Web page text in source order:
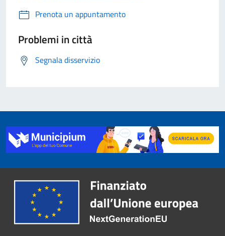
Prenota un appuntamento
Problemi in città
Segnala disservizio